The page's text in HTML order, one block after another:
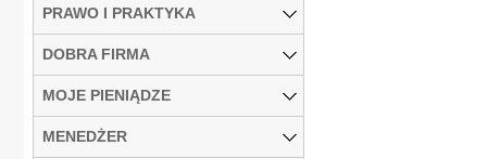
PRAWO I PRAKTYKA
DOBRA FIRMA
MOJE PIENIĄDZE
MENEDŻER